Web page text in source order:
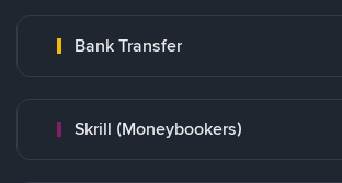
Bank Transfer
Skrill (Moneybookers)